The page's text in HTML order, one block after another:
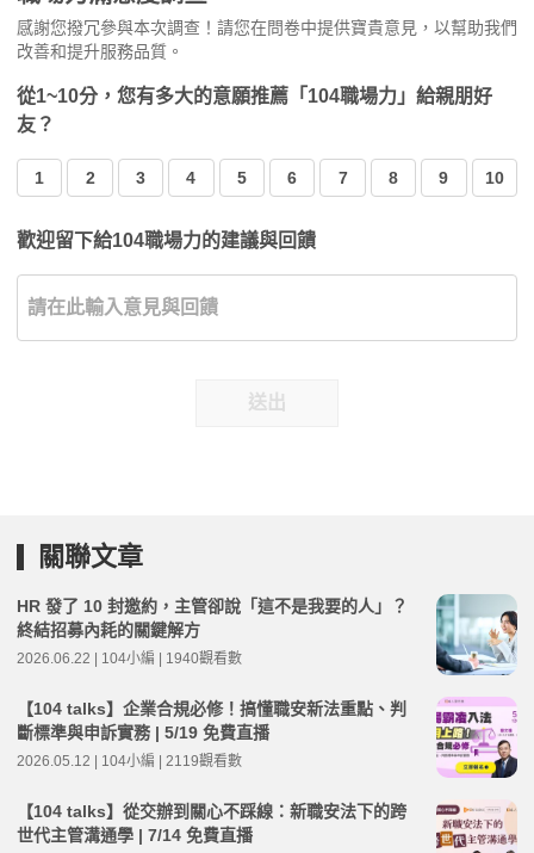
感謝您撥冗參與本次調查！請您在問卷中提供寶貴意見，以幫助我們
改善和提升服務品質。
從1~10分，您有多大的意願推薦「104職場力」給親朋好
友？
1 2 3 4 5 6 7 8 9 10
歡迎留下給104職場力的建議與回饋
送出
關聯文章
HR 發了 10 封邀約，主管卻說「這不是我要的人」？
終結招募內耗的關鍵解方
2026.06.22 | 104小編 | 1940觀看數
【104 talks】企業合規必修！搞懂職安新法重點、判
斷標準與申訴實務 | 5/19 免費直播
2026.05.12 | 104小編 | 2119觀看數
【104 talks】從交辦到關心不踩線：新職安法下的跨
世代主管溝通學 | 7/14 免費直播